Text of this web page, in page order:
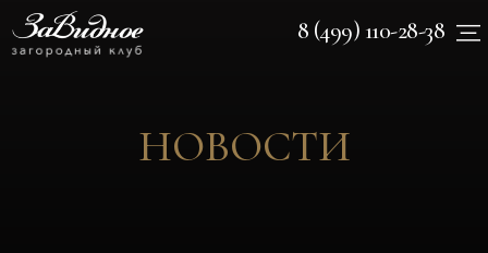
8 (499) 110-28-38
НОВОСТИ